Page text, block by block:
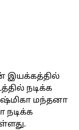
இயக்கத்தில்
நடிக்க
மந்தனா
நடிக்க